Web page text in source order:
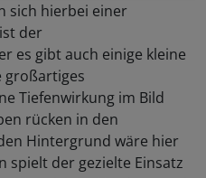
sich hierbei einer
der
es gibt auch einige kleine
großartiges
Tiefenwirkung im Bild
rücken in den
Hintergrund wäre hier
spielt der gezielte Einsatz